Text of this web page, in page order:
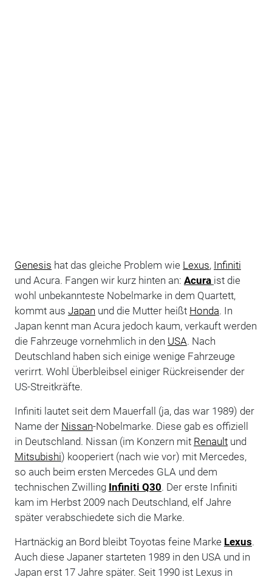
Genesis hat das gleiche Problem wie Lexus, Infiniti
und Acura. Fangen wir kurz hinten an: Acura ist die
wohl unbekannteste Nobelmarke in dem Quartett,
kommt aus Japan und die Mutter heißt Honda. In
Japan kennt man Acura jedoch kaum, verkauft werden
die Fahrzeuge vornehmlich in den USA. Nach
Deutschland haben sich einige wenige Fahrzeuge
verirrt. Wohl Überbleibsel einiger Rückreisender der
US-Streitkräfte.
Infiniti lautet seit dem Mauerfall (ja, das war 1989) der
Name der Nissan-Nobelmarke. Diese gab es offiziell
in Deutschland. Nissan (im Konzern mit Renaultund
Mitsubishi) kooperiert (nach wie vor) mit Mercedes,
so auch beim ersten Mercedes GLA und dem
technischen Zwilling Infiniti Q30. Der erste Infiniti
kam im Herbst 2009 nach Deutschland, elf Jahre
später verabschiedete sich die Marke.
Hartnäckig an Bord bleibt Toyotas feine Marke Lexus.
Auch diese Japaner starteten 1989 in den USA und in
Japan erst 17 Jahre später. Seit 1990 ist Lexus in